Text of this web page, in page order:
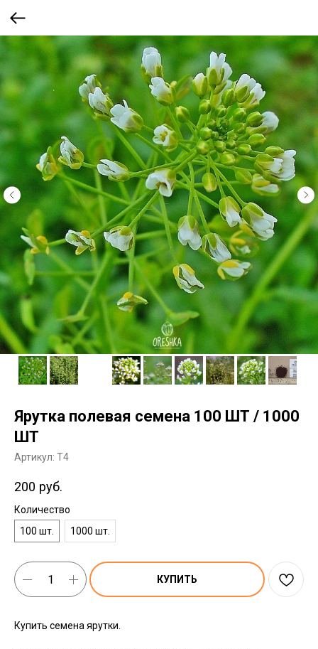
Ярутка полевая семена 100 ШТ / 1000
ШТ
Артикул: T4
200 руб.
Количество
100 шт.
1000 шт.
КУПИТЬ
Купить семена ярутки.